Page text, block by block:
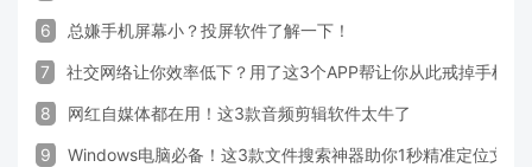
6 总嫌手机屏幕小？投屏软件了解一下！
7 社交网络让你效率低下？用了这3个APP帮让你从此戒掉手机！
8 网红自媒体都在用！这3款音频剪辑软件太牛了
9 Windows电脑必备！这3款文件搜索神器助你1秒精准定位文件